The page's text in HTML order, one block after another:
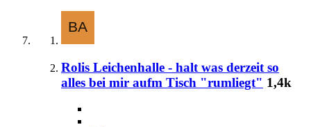
Rolis Leichenhalle - halt was derzeit so
alles bei mir aufm Tisch "rumliegt" 1,4k